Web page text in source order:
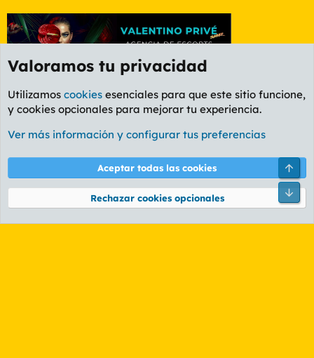
Etiquetas
Cookies
PL OLDSTYLE AMARILLO
Términos y reglas Política de privacidad Ayuda
Community platform by XenForo® © 2010-2026 XenForo Ltd.
Valoramos tu privacidad
Utilizamos cookies esenciales para que este sitio funcione,
y cookies opcionales para mejorar tu experiencia.
Ver más información y configurar tus preferencias
Aceptar todas las cookies
Rechazar cookies opcionales
Pie